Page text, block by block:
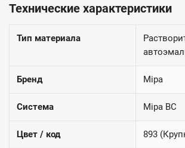
Технические характеристики
Тип материала
Бренд Mipa
Система Mipa BC
Цвет / код 893